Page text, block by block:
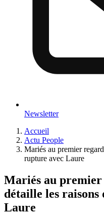
Newsletter
Accueil
Actu People
Mariés au premier
rupture avec Laure
Mariés au
détaille les raisons
Laure